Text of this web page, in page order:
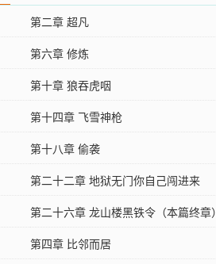
第二章 超凡
第六章 修炼
第十章 狼吞虎咽
第十四章 飞雪神枪
第十八章 偷袭
第二十二章 地狱无门你自己闯进来
第二十六章 龙山楼黑铁令（本篇终章）
第四章 比邻而居